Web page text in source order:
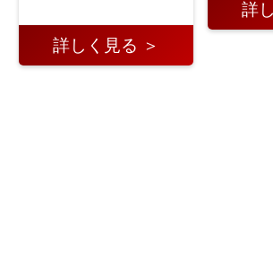
詳しく見る ＞
詳